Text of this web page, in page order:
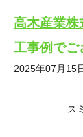
高木産業
工事例で
2025年07月15
ス